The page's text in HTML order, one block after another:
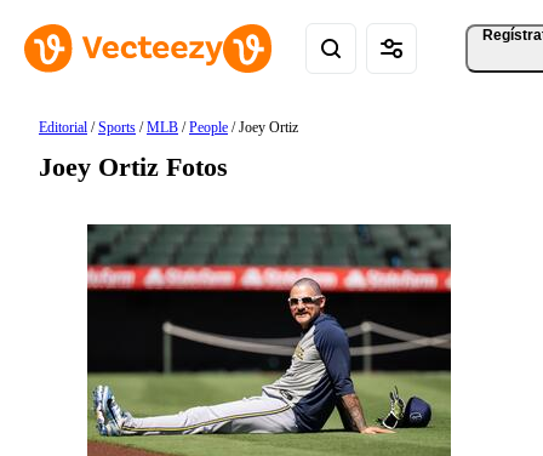
Editorial / Sports / MLB / People / Joey Ortiz
Joey Ortiz Fotos